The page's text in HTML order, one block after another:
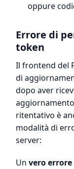
oppure
Errore di
token
Il frontend del
di
dopo aver
ritentativo è
modalità di
server:
Un vero